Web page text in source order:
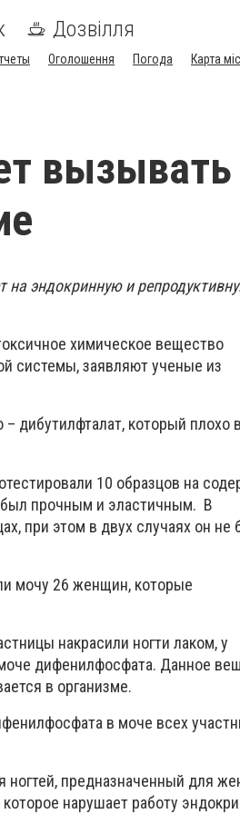
Дозвілля
Оголошення Погода Карта
вызывать
на эндокринную и
химическое вещество
системы, заявляют ученые из
дибутилфталат, который плохо
10 образцов на
прочным и эластичным. В
при этом в двух случаях он не
мочу 26 женщин, которые
накрасили ногти лаком, у
дифенилфосфата. Данное
в организме.
в моче всех
ногтей, предназначенный для
нарушает работу